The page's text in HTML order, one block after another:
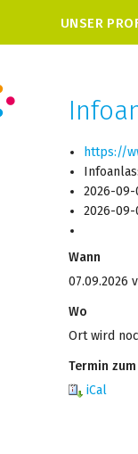
UNSER
https://
2026-09-
2026-09-
Wann
07.09.2026
Wo
Ort wird
Termin
iCal